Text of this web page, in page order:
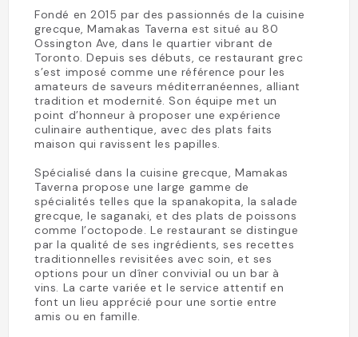
Fondé en 2015 par des passionnés de la cuisine
grecque, Mamakas Taverna est situé au 80
Ossington Ave, dans le quartier vibrant de
Toronto. Depuis ses débuts, ce restaurant grec
s’est imposé comme une référence pour les
amateurs de saveurs méditerranéennes, alliant
tradition et modernité. Son équipe met un
point d’honneur à proposer une expérience
culinaire authentique, avec des plats faits
maison qui ravissent les papilles.
Spécialisé dans la cuisine grecque, Mamakas
Taverna propose une large gamme de
spécialités telles que la spanakopita, la salade
grecque, le saganaki, et des plats de poissons
comme l’octopode. Le restaurant se distingue
par la qualité de ses ingrédients, ses recettes
traditionnelles revisitées avec soin, et ses
options pour un dîner convivial ou un bar à
vins. La carte variée et le service attentif en
font un lieu apprécié pour une sortie entre
amis ou en famille.